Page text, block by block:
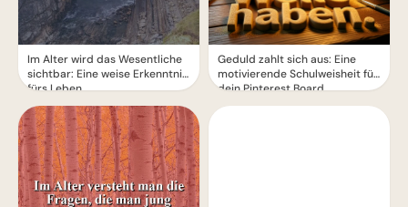
Im Alter wird das Wesentliche
sichtbar: Eine weise Erkenntnis
fürs Leben
Geduld zahlt sich aus: Eine
motivierende Schulweisheit für
dein Pinterest Board